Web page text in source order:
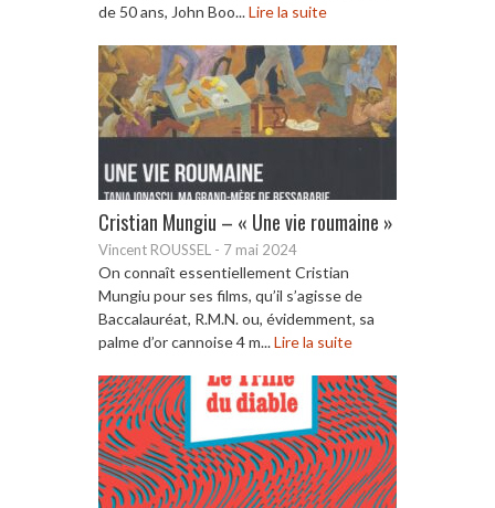
de 50 ans, John Boo...Lire la suite
Cristian Mungiu – « Une vie roumaine »
Vincent ROUSSEL - 7 mai 2024
On connaît essentiellement Cristian
Mungiu pour ses films, qu’il s’agisse de
Baccalauréat, R.M.N. ou, évidemment, sa
palme d’or cannoise 4 m...Lire la suite